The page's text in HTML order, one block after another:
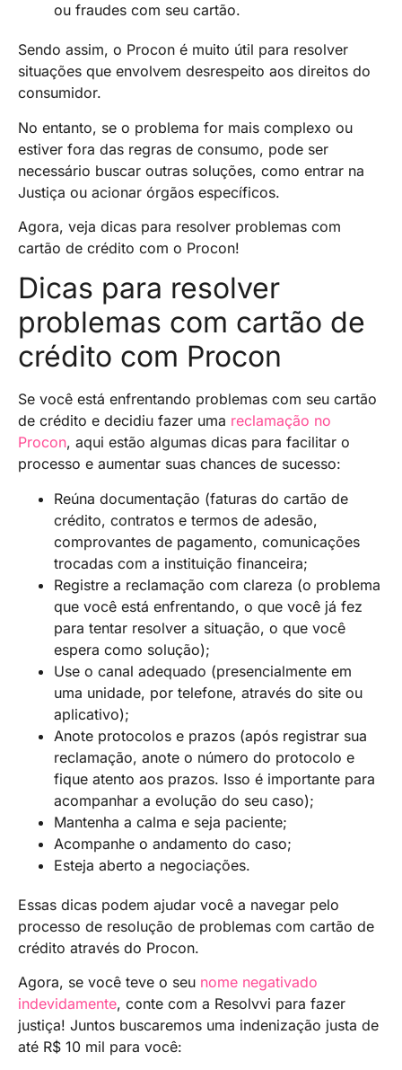
ou fraudes com seu cartão.
Sendo assim, o Procon é muito útil para resolver
situações que envolvem desrespeito aos direitos do
consumidor.
No entanto, se o problema for mais complexo ou
estiver fora das regras de consumo, pode ser
necessário buscar outras soluções, como entrar na
Justiça ou acionar órgãos específicos.
Agora, veja dicas para resolver problemas com
cartão de crédito com o Procon!
Dicas para resolver
problemas com cartão de
crédito com Procon
Se você está enfrentando problemas com seu cartão
de crédito e decidiu fazer uma reclamação no
Procon, aqui estão algumas dicas para facilitar o
processo e aumentar suas chances de sucesso:
Reúna documentação (faturas do cartão de
crédito, contratos e termos de adesão,
comprovantes de pagamento, comunicações
trocadas com a instituição financeira;
Registre a reclamação com clareza (o problema
que você está enfrentando, o que você já fez
para tentar resolver a situação, o que você
espera como solução);
Use o canal adequado (presencialmente em
uma unidade, por telefone, através do site ou
aplicativo);
Anote protocolos e prazos (após registrar sua
reclamação, anote o número do protocolo e
fique atento aos prazos. Isso é importante para
acompanhar a evolução do seu caso);
Mantenha a calma e seja paciente;
Acompanhe o andamento do caso;
Esteja aberto a negociações.
Essas dicas podem ajudar você a navegar pelo
processo de resolução de problemas com cartão de
crédito através do Procon.
Agora, se você teve o seu nome negativado
indevidamente, conte com a Resolvvi para fazer
justiça! Juntos buscaremos uma indenização justa de
até R$ 10 mil para você: